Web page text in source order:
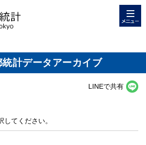
統計データアーカイブ
LINEで共有
てください。